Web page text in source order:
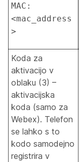
MAC:
<mac_address
>
Koda za
aktivacijo v
oblaku (3) –
aktivacijska
koda (samo za
Webex). Telefon
se lahko s to
kodo samodejno
registrira v